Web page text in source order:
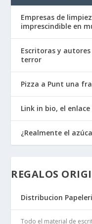
Empresas de
imprescindible en
Escritoras y
terror
Pizza a Punt una
Link in bio, el
¿Realmente el
REGALOS
Distribucion
Todo el material de